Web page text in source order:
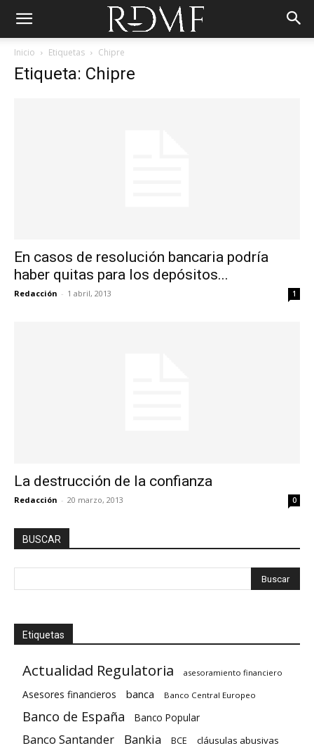
Inicio Etiquetas Chipre
Etiqueta: Chipre
En casos de resolución bancaria podría
haber quitas para los depósitos...
Redacción - 1 abril, 2013 1
La destrucción de la confianza
Redacción - 20 marzo, 2013 0
BUSCAR
Etiquetas
Actualidad Regulatoria asesoramiento financiero
Asesores financieros banca Banco Central Europeo
Banco de España Banco Popular
Banco Santander Bankia BCE cláusulas abusivas